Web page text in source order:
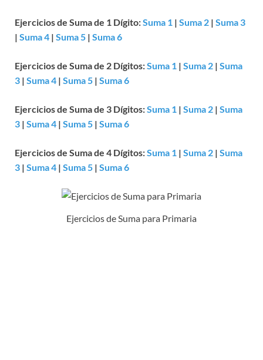
Ejercicios de Suma de 1 Dígito:Suma 1 | Suma 2 | Suma 3
| Suma 4 | Suma 5 | Suma 6
Ejercicios de Suma de 2 Dígitos:Suma 1 | Suma 2 | Suma
3 | Suma 4 | Suma 5 | Suma 6
Ejercicios de Suma de 3 Dígitos:Suma 1 | Suma 2 | Suma
3 | Suma 4 | Suma 5 | Suma 6
Ejercicios de Suma de 4 Dígitos:Suma 1 | Suma 2 | Suma
3 | Suma 4 | Suma 5 | Suma 6
Ejercicios de Suma para Primaria